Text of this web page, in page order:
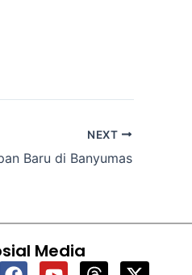
NEXT
Baru di Banyumas
F Y T X
Media